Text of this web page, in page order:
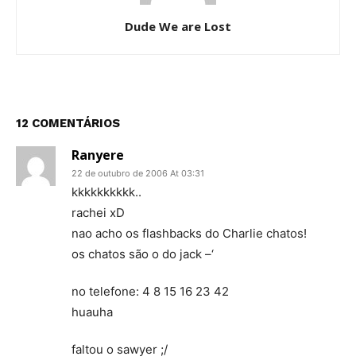
Dude We are Lost
12 COMENTÁRIOS
Ranyere
22 de outubro de 2006 At 03:31
kkkkkkkkkk..
rachei xD
nao acho os flashbacks do Charlie chatos!
os chatos são o do jack –‘
no telefone: 4 8 15 16 23 42
huauha
faltou o sawyer ;/